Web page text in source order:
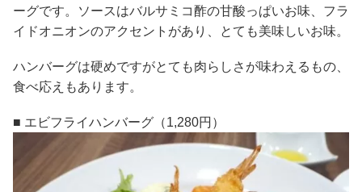
ーグです。ソースはバルサミコ酢の甘酸っぱいお味、フラ
イドオニオンのアクセントがあり、とても美味しいお味。
ハンバーグは硬めですがとても肉らしさが味わえるもの、
食べ応えもあります。
■ エビフライハンバーグ（1,280円）